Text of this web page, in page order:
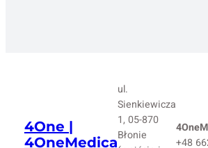
4One |
4OneMedica
ul.
Sienkiewicza
1, 05-870
Błonie
+48